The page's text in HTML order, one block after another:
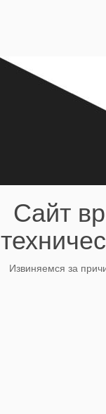
Сайт
Извиняемся за